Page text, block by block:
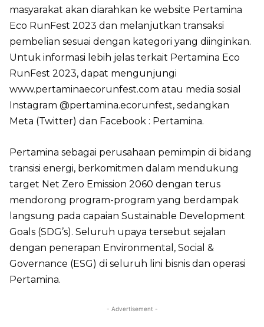
masyarakat akan diarahkan ke website Pertamina
Eco RunFest 2023 dan melanjutkan transaksi
pembelian sesuai dengan kategori yang diinginkan.
Untuk informasi lebih jelas terkait Pertamina Eco
RunFest 2023, dapat mengunjungi
www.pertaminaecorunfest.com atau media sosial
Instagram @pertamina.ecorunfest, sedangkan
Meta (Twitter) dan Facebook : Pertamina.
Pertamina sebagai perusahaan pemimpin di bidang
transisi energi, berkomitmen dalam mendukung
target Net Zero Emission 2060 dengan terus
mendorong program-program yang berdampak
langsung pada capaian Sustainable Development
Goals (SDG’s). Seluruh upaya tersebut sejalan
dengan penerapan Environmental, Social &
Governance (ESG) di seluruh lini bisnis dan operasi
Pertamina.
- Advertisement -